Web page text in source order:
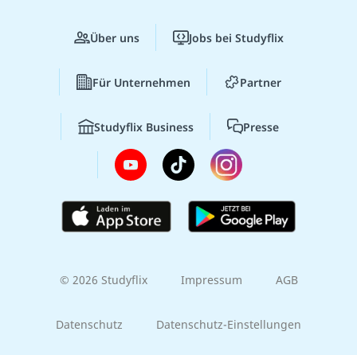
Über uns Jobs bei Studyflix
Für Unternehmen Partner
Studyflix Business Presse
© 2026 Studyflix Impressum AGB
Datenschutz Datenschutz-Einstellungen